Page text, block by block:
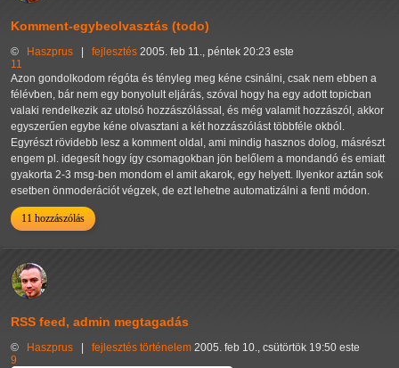
Komment-egybeolvasztás (todo)
© Haszprus fejlesztés 2005. feb 11., péntek 20:23 este
11
Azon gondolkodom régóta és tényleg meg kéne csinálni, csak nem ebben a
félévben, bár nem egy bonyolult eljárás, szóval hogy ha egy adott topicban
valaki rendelkezik az utolsó hozzászólással, és még valamit hozzászól, akkor
egyszerűen egybe kéne olvasztani a két hozzászólást többféle okból.
Egyrészt rövidebb lesz a komment oldal, ami mindig hasznos dolog, másrészt
engem pl. idegesít hogy így csomagokban jön belőlem a mondandó és emiatt
gyakorta 2-3 msg-ben mondom el amit akarok, egy helyett. Ilyenkor aztán sok
esetben önmoderációt végzek, de ezt lehetne automatizálni a fenti módon.
11 hozzászólás
RSS feed, admin megtagadás
© Haszprus fejlesztés történelem 2005. feb 10., csütörtök 19:50 este
9